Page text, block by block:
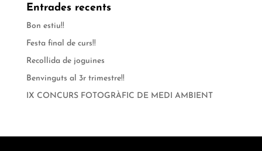
Entrades recents
Bon estiu!!
Festa final de curs!!
Recollida de joguines
Benvinguts al 3r trimestre!!
IX CONCURS FOTOGRÀFIC DE MEDI AMBIENT